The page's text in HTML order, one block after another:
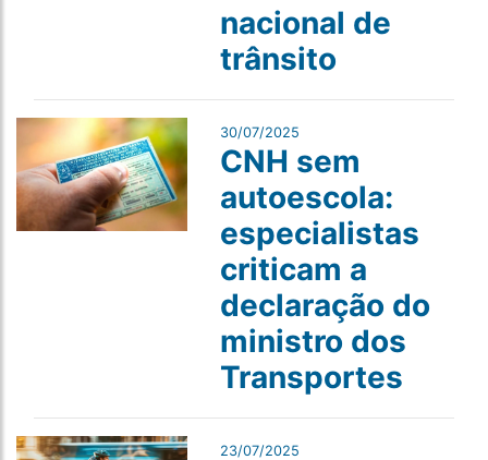
nacional de
trânsito
30/07/2025
CNH sem
autoescola:
especialistas
criticam a
declaração do
ministro dos
Transportes
23/07/2025